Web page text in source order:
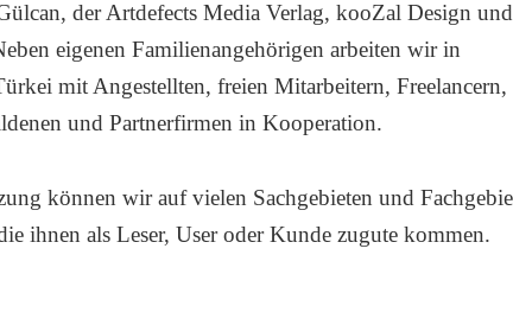
der Artdefects Media Verlag, kooZal Design und
eigenen Familienangehörigen arbeiten wir in
mit Angestellten, freien Mitarbeitern, Freelancern,
und Partnerfirmen in Kooperation.
können wir auf vielen Sachgebieten und
ihnen als Leser, User oder Kunde zugute kommen.